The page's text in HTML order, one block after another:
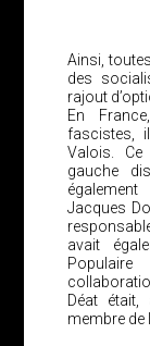
Ainsi,
des
rajout
En
fascistes,
Valois. Ce
gauche
Jacques
avait
Déat était,
membre de